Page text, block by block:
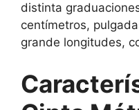
distinta
centímetros,
grande longitudes,